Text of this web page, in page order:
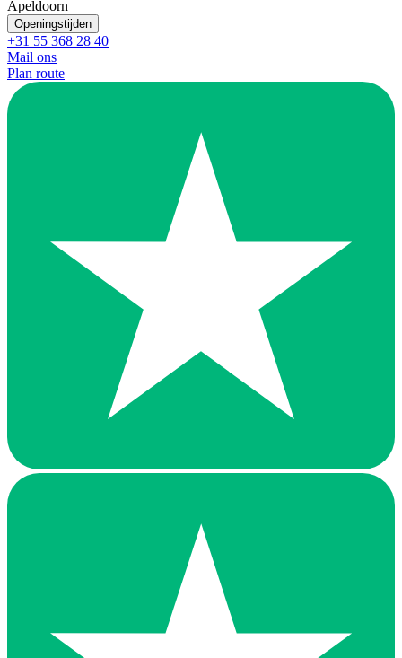
Apeldoorn
Openingstijden
+31 55 368 28 40
Mail ons
Plan route